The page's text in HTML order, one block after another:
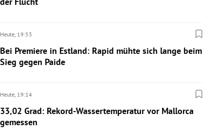
Heute, 19:53
Bei Premiere in Estland: Rapid mühte sich lange beim
Sieg gegen Paide
Heute, 19:14
33,02 Grad: Rekord-Wassertemperatur vor Mallorca
gemessen